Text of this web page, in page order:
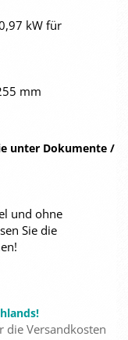
kW für
mm
unter Dokumente /
und ohne
Sie die
die Versandkosten